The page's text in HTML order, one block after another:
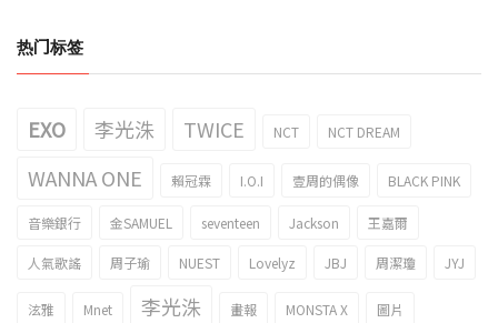
热门标签
EXO 李光洙 TWICE NCT NCT DREAM
WANNA ONE 賴冠霖 I.O.I 壹周的偶像 BLACK PINK
音樂銀行 金SAMUEL seventeen Jackson 王嘉爾
人氣歌謠 周子瑜 NUEST Lovelyz JBJ 周潔瓊 JYJ
泫雅 Mnet 李光洙 畫報 MONSTA X 圖片